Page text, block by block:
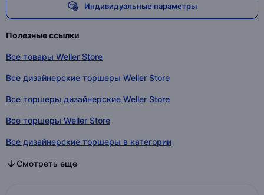
Индивидуальные параметры
Полезные ссылки
Все товары Weller Store
Все дизайнерские торшеры Weller Store
Все торшеры дизайнерские Weller Store
Все торшеры Weller Store
Все дизайнерские торшеры в категории
Все торшеры дизайнерские в категории
Все торшеры в категории
Смотреть еще